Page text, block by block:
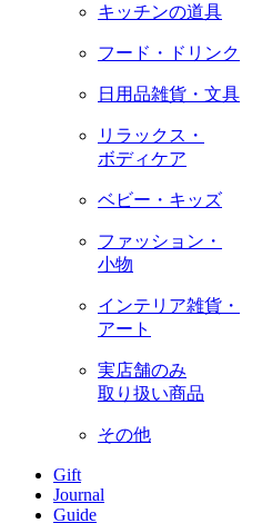
キッチンの道具
フード・ドリンク
日用品雑貨・文具
リラックス・
ボディケア
ベビー・キッズ
ファッション・
小物
インテリア雑貨・
アート
実店舗のみ
取り扱い商品
その他
Gift
Journal
Guide